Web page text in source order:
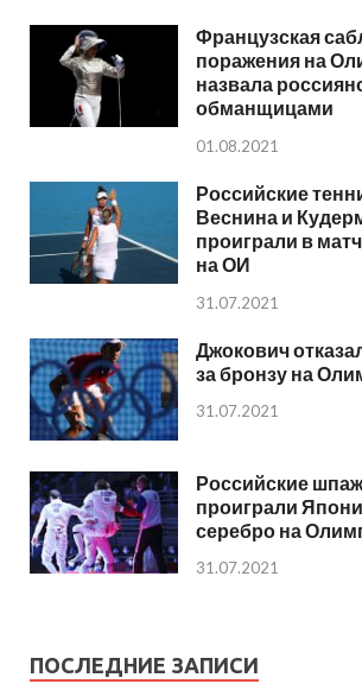
Французская
поражения на
назвала
обманщицами
01.08.2021
Российские
Веснина и
проиграли в
на ОИ
31.07.2021
Джокович
за бронзу на
31.07.2021
Российские
проиграли
серебро на
31.07.2021
ПОСЛЕДНИЕ ЗАПИСИ